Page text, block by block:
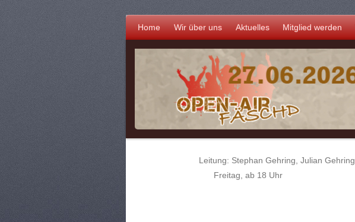
Home Wir über uns Aktuelles Mitglied werden
Leitung: Stephan Gehring, Julian Gehring
Freitag, ab 18 Uhr